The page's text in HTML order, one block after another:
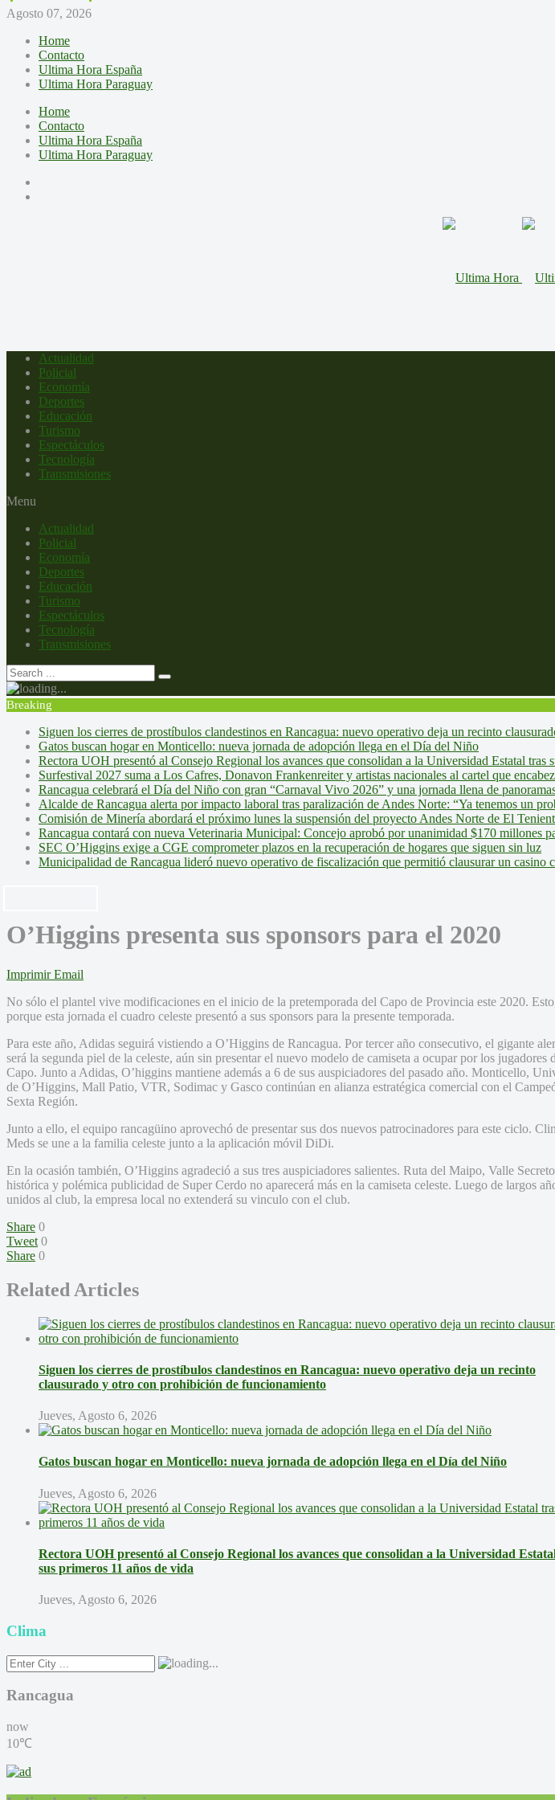
Agosto 07, 2026
Home
Contacto
Ultima Hora España
Ultima Hora Paraguay
Home
Contacto
Ultima Hora España
Ultima Hora Paraguay
Actualidad
Policial
Economía
Deportes
Educación
Turismo
Espectáculos
Tecnología
Transmisiones
Menu
Actualidad
Policial
Economía
Deportes
Educación
Turismo
Espectáculos
Tecnología
Transmisiones
Breaking
Siguen los cierres de prostíbulos clandestinos en Rancagua: nuevo operativo deja un recinto
Gatos buscan hogar en Monticello: nueva jornada de adopción llega en el Día del Niño
Rectora UOH presentó al Consejo Regional los avances que consolidan a la Universidad Estatal tras
Surfestival 2027 suma a Los Cafres, Donavon Frankenreiter y artistas nacionales al cartel que
Rancagua celebrará el Día del Niño con gran “Carnaval Vivo 2026” y una jornada llena de
Alcalde de Rancagua alerta por impacto laboral tras paralización de Andes Norte: “Ya tenemos un
Comisión de Minería abordará el próximo lunes la suspensión del proyecto Andes Norte de El
Rancagua contará con nueva Veterinaria Municipal: Concejo aprobó por unanimidad $170 millones
SEC O’Higgins exige a CGE comprometer plazos en la recuperación de hogares que siguen sin luz
Municipalidad de Rancagua lideró nuevo operativo de fiscalización que permitió clausurar un casino
O’Higgins presenta sus sponsors para el 2020
Imprimir Email
No sólo el plantel vive modificaciones en el inicio de la pretemporada del Capo de Provincia este 2020.
porque esta jornada el cuadro celeste presentó a sus sponsors para la presente temporada.
Para este año, Adidas seguirá vistiendo a O’Higgins de Rancagua. Por tercer año consecutivo, el gigante
será la segunda piel de la celeste, aún sin presentar el nuevo modelo de camiseta a ocupar por los jugadores
Capo. Junto a Adidas, O’higgins mantiene además a 6 de sus auspiciadores del pasado año. Monticello,
de O’Higgins, Mall Patio, VTR, Sodimac y Gasco continúan en alianza estratégica comercial con el
Sexta Región.
Junto a ello, el equipo rancagüino aprovechó de presentar sus dos nuevos patrocinadores para este ciclo.
Meds se une a la familia celeste junto a la aplicación móvil DiDi.
En la ocasión también, O’Higgins agradeció a sus tres auspiciadores salientes. Ruta del Maipo, Valle
histórica y polémica publicidad de Super Cerdo no aparecerá más en la camiseta celeste. Luego de largos
unidos al club, la empresa local no extenderá su vinculo con el club.
Share 0
Tweet 0
Share 0
Related Articles
Siguen los cierres de prostíbulos clandestinos en Rancagua: nuevo operativo deja un recinto
clausurado y otro con prohibición de funcionamiento
Jueves, Agosto 6, 2026
Gatos buscan hogar en Monticello: nueva jornada de adopción llega en el Día del Niño
Jueves, Agosto 6, 2026
Rectora UOH presentó al Consejo Regional los avances que consolidan a la Universidad
sus primeros 11 años de vida
Jueves, Agosto 6, 2026
Clima
Rancagua
now
10℃